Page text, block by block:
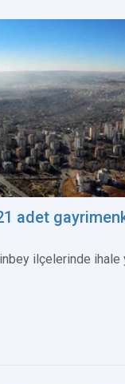
adet
ilçelerinde ihale